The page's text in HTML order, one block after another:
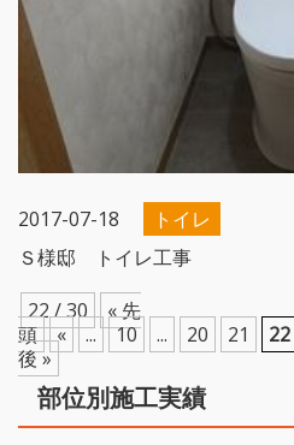
2017-07-18
トイレ
Ｓ様邸 トイレ工事
22 / 30
« 先
頭
« ... 10 ... 20 21 22
後 »
部位別施工実績